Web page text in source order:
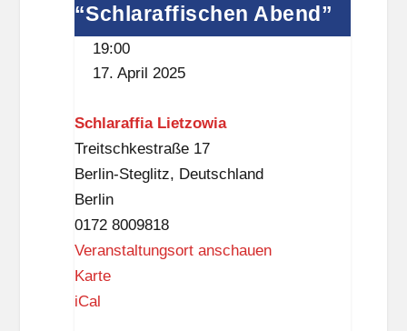
o
t
“Schlaraffischen Abend”
19:00
17. April 2025
Schlaraffia Lietzowia
Treitschkestraße 17
Berlin-Steglitz, Deutschland
Berlin
0172 8009818
Veranstaltungsort anschauen
KarteS
iCal